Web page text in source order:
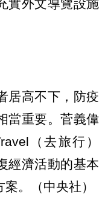
實外文導覽設施
居高不下，防疫
當重要。菅義偉
（去旅行）
經濟活動的基本
。（中央社）